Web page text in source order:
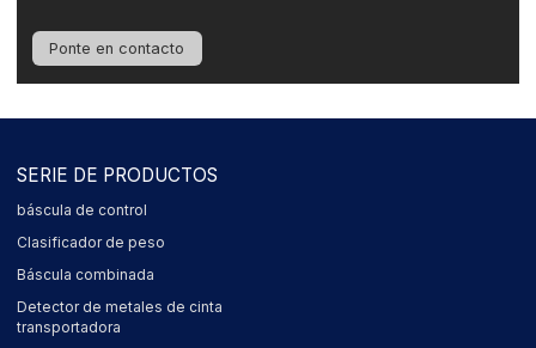
Ponte en contacto
SERIE DE PRODUCTOS
báscula de control
Clasificador de peso
Báscula combinada
Detector de metales de cinta
transportadora